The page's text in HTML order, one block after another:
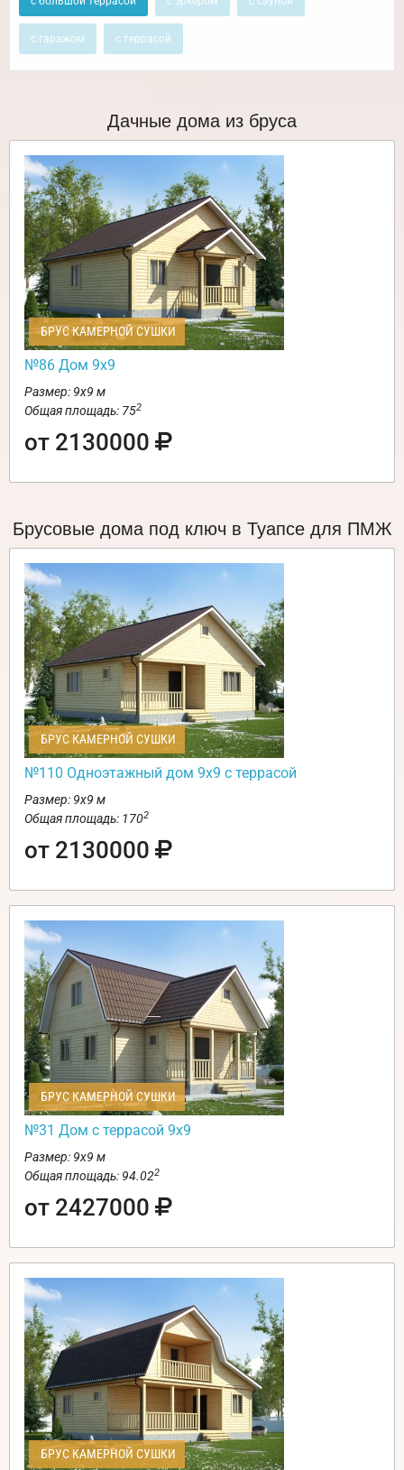
с гаражом с террасой
Дачные дома из бруса
БРУС КАМЕРНОЙ СУШКИ
№86 Дом 9х9
Размер: 9х9 м
Общая площадь: 752
от 2130000
Брусовые дома под ключ в Туапсе для ПМЖ
БРУС КАМЕРНОЙ СУШКИ
№110 Одноэтажный дом 9х9 с террасой
Размер: 9х9 м
Общая площадь: 1702
от 2130000
БРУС КАМЕРНОЙ СУШКИ
№31 Дом с террасой 9х9
Размер: 9х9 м
Общая площадь: 94.022
от 2427000
БРУС КАМЕРНОЙ СУШКИ